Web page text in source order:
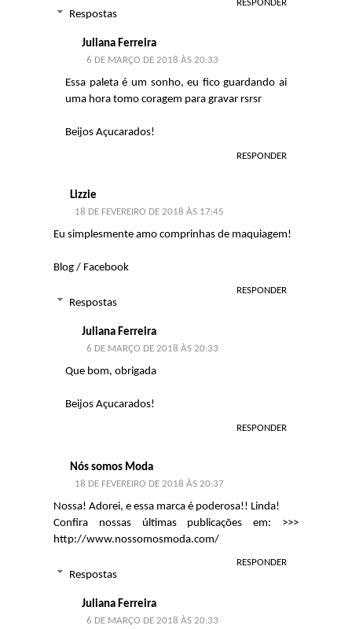
RESPONDER
Respostas
Juliana Ferreira
6 DE MARÇO DE 2018 ÀS 20:33
Essa paleta é um sonho, eu fico guardando ai
uma hora tomo coragem para gravar rsrsr
Beijos Açucarados!
RESPONDER
Lizzie
18 DE FEVEREIRO DE 2018 ÀS 17:45
Eu simplesmente amo comprinhas de maquiagem!
Blog / Facebook
RESPONDER
Respostas
Juliana Ferreira
6 DE MARÇO DE 2018 ÀS 20:33
Que bom, obrigada
Beijos Açucarados!
RESPONDER
Nós somos Moda
18 DE FEVEREIRO DE 2018 ÀS 20:37
Nossa! Adorei, e essa marca é poderosa!! Linda!
Confira nossas últimas publicações em: >>>
http://www.nossomosmoda.com/
RESPONDER
Respostas
Juliana Ferreira
6 DE MARÇO DE 2018 ÀS 20:33